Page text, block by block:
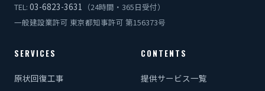
TEL: 03-6823-3631 （24時間・365日受付）
一般建設業許可 東京都知事許可 第156373号
SERVICES
原状回復工事
CONTENTS
提供サービス一覧